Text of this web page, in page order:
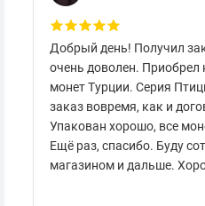
Добрый день! Получил
очень доволен. Приобрел
монет Турции. Серия
заказ вовремя, как и
Упакован хорошо, все
Ещё раз, спасибо. Буду
магазином и дальше.